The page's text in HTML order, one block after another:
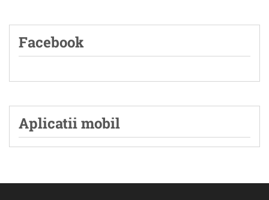
Facebook
Aplicatii mobil